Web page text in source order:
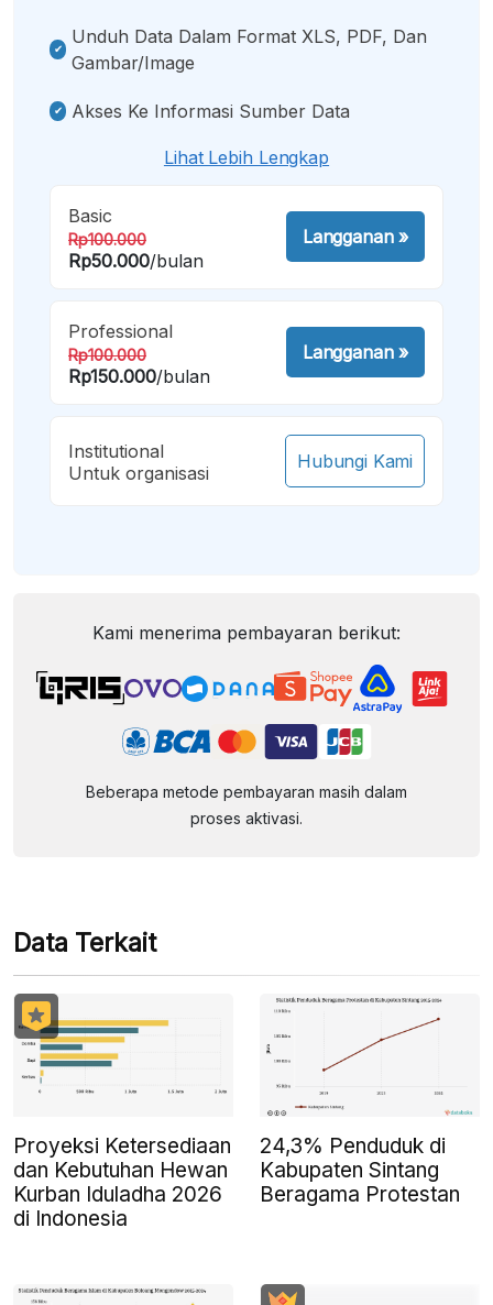
Unduh Data Dalam Format XLS, PDF, Dan
Gambar/image
Akses Ke Informasi Sumber Data
Lihat Lebih Lengkap
Basic
Rp100.000
Rp50.000/bulan
Langganan»
Professional
Rp100.000
Rp150.000/bulan
Langganan»
Institutional
Untuk organisasi
Hubungi Kami
Kami menerima pembayaran berikut:
Beberapa metode pembayaran masih dalam
proses aktivasi.
Data Terkait
Proyeksi Ketersediaan
dan Kebutuhan Hewan
Kurban Iduladha 2026
di Indonesia
24,3% Penduduk di
Kabupaten Sintang
Beragama Protestan